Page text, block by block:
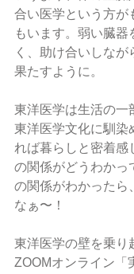
合い医学という方が
もいます。弱い臓器
く、助け合いしなが
果たすように。
東洋医学は生活の一
東洋医学文化に馴染
れば暮らしと密着感
の関係がどうわかっ
の関係がわかったら
なぁ〜！
東洋医学の壁を乗り
ZOOMオンライン「